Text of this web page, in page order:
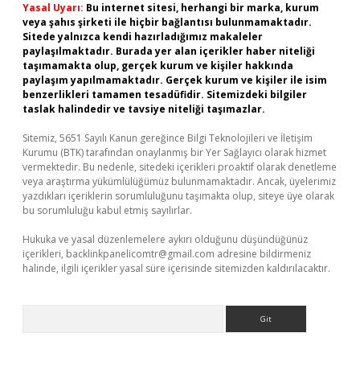
Yasal Uyarı: Bu internet sitesi, herhangi bir marka, kurum
veya şahıs şirketi ile hiçbir bağlantısı bulunmamaktadır.
Sitede yalnızca kendi hazırladığımız makaleler
paylaşılmaktadır. Burada yer alan içerikler haber niteliği
taşımamakta olup, gerçek kurum ve kişiler hakkında
paylaşım yapılmamaktadır. Gerçek kurum ve kişiler ile isim
benzerlikleri tamamen tesadüfidir. Sitemizdeki bilgiler
taslak halindedir ve tavsiye niteliği taşımazlar.
Sitemiz, 5651 Sayılı Kanun gereğince Bilgi Teknolojileri ve İletişim
Kurumu (BTK) tarafından onaylanmış bir Yer Sağlayıcı olarak hizmet
vermektedir. Bu nedenle, sitedeki içerikleri proaktif olarak denetleme
veya araştırma yükümlülüğümüz bulunmamaktadır. Ancak, üyelerimiz
yazdıkları içeriklerin sorumluluğunu taşımakta olup, siteye üye olarak
bu sorumluluğu kabul etmiş sayılırlar.
Hukuka ve yasal düzenlemelere aykırı olduğunu düşündüğünüz
içerikleri, backlinkpanelicomtr@gmail.com adresine bildirmeniz
halinde, ilgili içerikler yasal süre içerisinde sitemizden kaldırılacaktır.